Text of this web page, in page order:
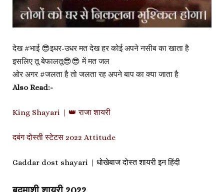
देख #भाई 😎इधर-उधर मत देख हर कोई अपने नसीब का खाता है
इसलिए तू बेफालतू😎😎 में मत जल
ओर अगर #जलता है तो जलता रह अपने बाप का क्या जाता है
Also Read:-
King Shayari | 👑 राजा शायरी
दबंग दोस्ती स्टेटस 2022 Attitude
Gaddar dost shayari | धोखेबाज दोस्त शायरी इन हिंदी